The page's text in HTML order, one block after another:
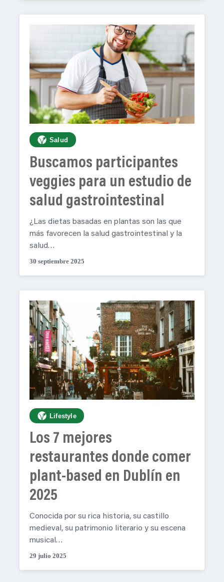
Salud
Buscamos participantes
veggies para un estudio de
salud gastrointestinal
¿Las dietas basadas en plantas son las que
más favorecen la salud gastrointestinal y la
salud…
30 septiembre 2025
Lifestyle
Los 7 mejores
restaurantes donde comer
plant-based en Dublín en
2025
Conocida por su rica historia, su castillo
medieval, su patrimonio literario y su escena
musical…
29 julio 2025